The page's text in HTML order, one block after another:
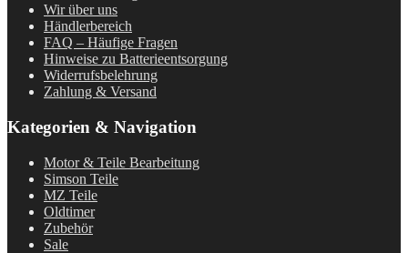
Wir über uns
Händlerbereich
FAQ – Häufige Fragen
Hinweise zu Batterieentsorgung
Widerrufsbelehrung
Zahlung & Versand
Kategorien & Navigation
Motor & Teile Bearbeitung
Simson Teile
MZ Teile
Oldtimer
Zubehör
Sale